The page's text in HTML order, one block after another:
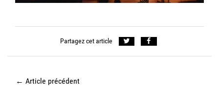
Partagez cet article
← Article précédent